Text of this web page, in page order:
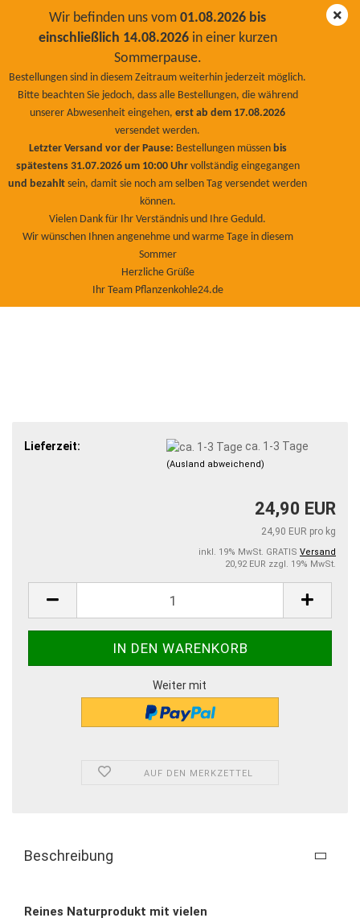
Wir befinden uns vom 01.08.2026 bis
einschließlich 14.08.2026in einer kurzen
Sommerpause.
Bestellungen sind in diesem Zeitraum weiterhin jederzeit möglich.
Bitte beachten Sie jedoch, dass alle Bestellungen, die während
unserer Abwesenheit eingehen, erst ab dem 17.08.2026
versendet werden.
Letzter Versand vor der Pause: Bestellungen müssen bis
spätestens 31.07.2026 um 10:00 Uhrvollständig eingegangen
und bezahlt sein, damit sie noch am selben Tag versendet werden
können.
Vielen Dank für Ihr Verständnis und Ihre Geduld.
Wir wünschen Ihnen angenehme und warme Tage in diesem
Sommer
Herzliche Grüße
Ihr Team Pflanzenkohle24.de
Diatomeenerde Granulat 1kg
BioNaturPlus
Lieferzeit: ca. 1-3 Tage
(Ausland abweichend)
24,90 EUR
24,90 EUR pro kg
inkl. 19% MwSt. GRATIS Versand
20,92 EUR zzgl. 19% MwSt.
Weiter mit
AUF DEN MERKZETTEL
Beschreibung
Reines Naturprodukt mit vielen